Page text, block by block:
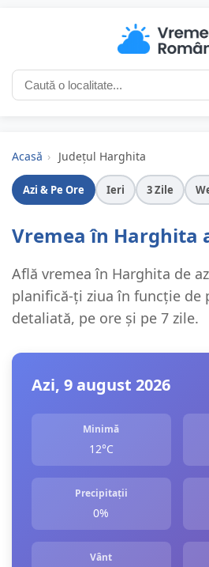
Acasă › Județul Harghita
Azi & Pe Ore Ieri 3 Zile
Vremea în Harghita
Află vremea în Harghita de
planifică-ți ziua în funcție de
detaliată, pe ore și pe 7 zile.
Azi, 9 august 2026
Minimă
12°C
Precipitații
0%
Vânt